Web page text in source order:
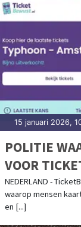
15 januari 2026,
POLITIE
VOOR
NEDERLAND -
waarop mensen
en [...]